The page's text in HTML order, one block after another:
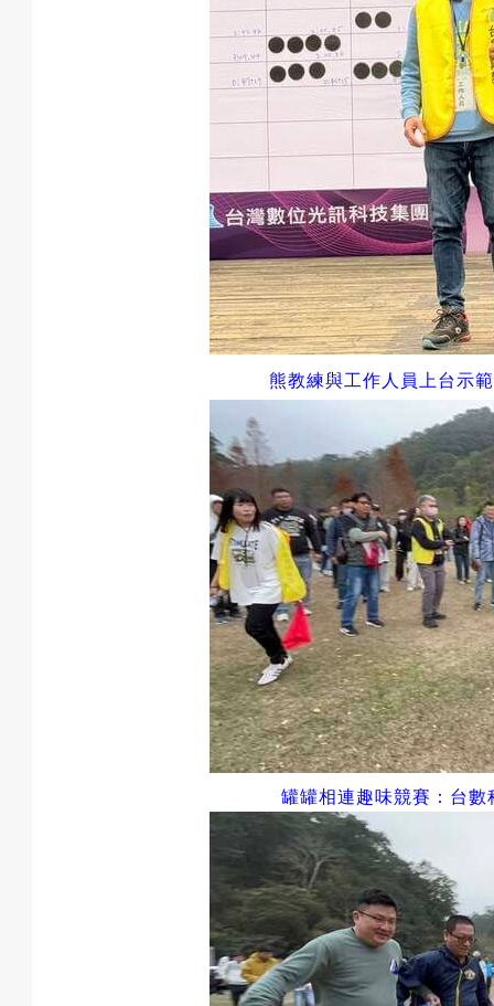
熊教練與工作人員上台示範
罐罐相連趣味競賽：台數